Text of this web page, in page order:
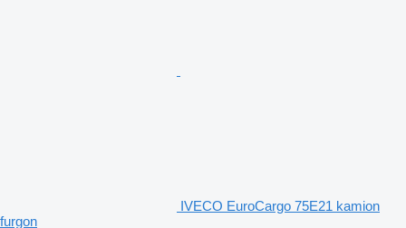
IVECO EuroCargo 75E21 kamion
furgon